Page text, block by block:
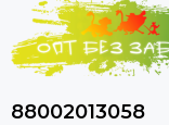
88002013058